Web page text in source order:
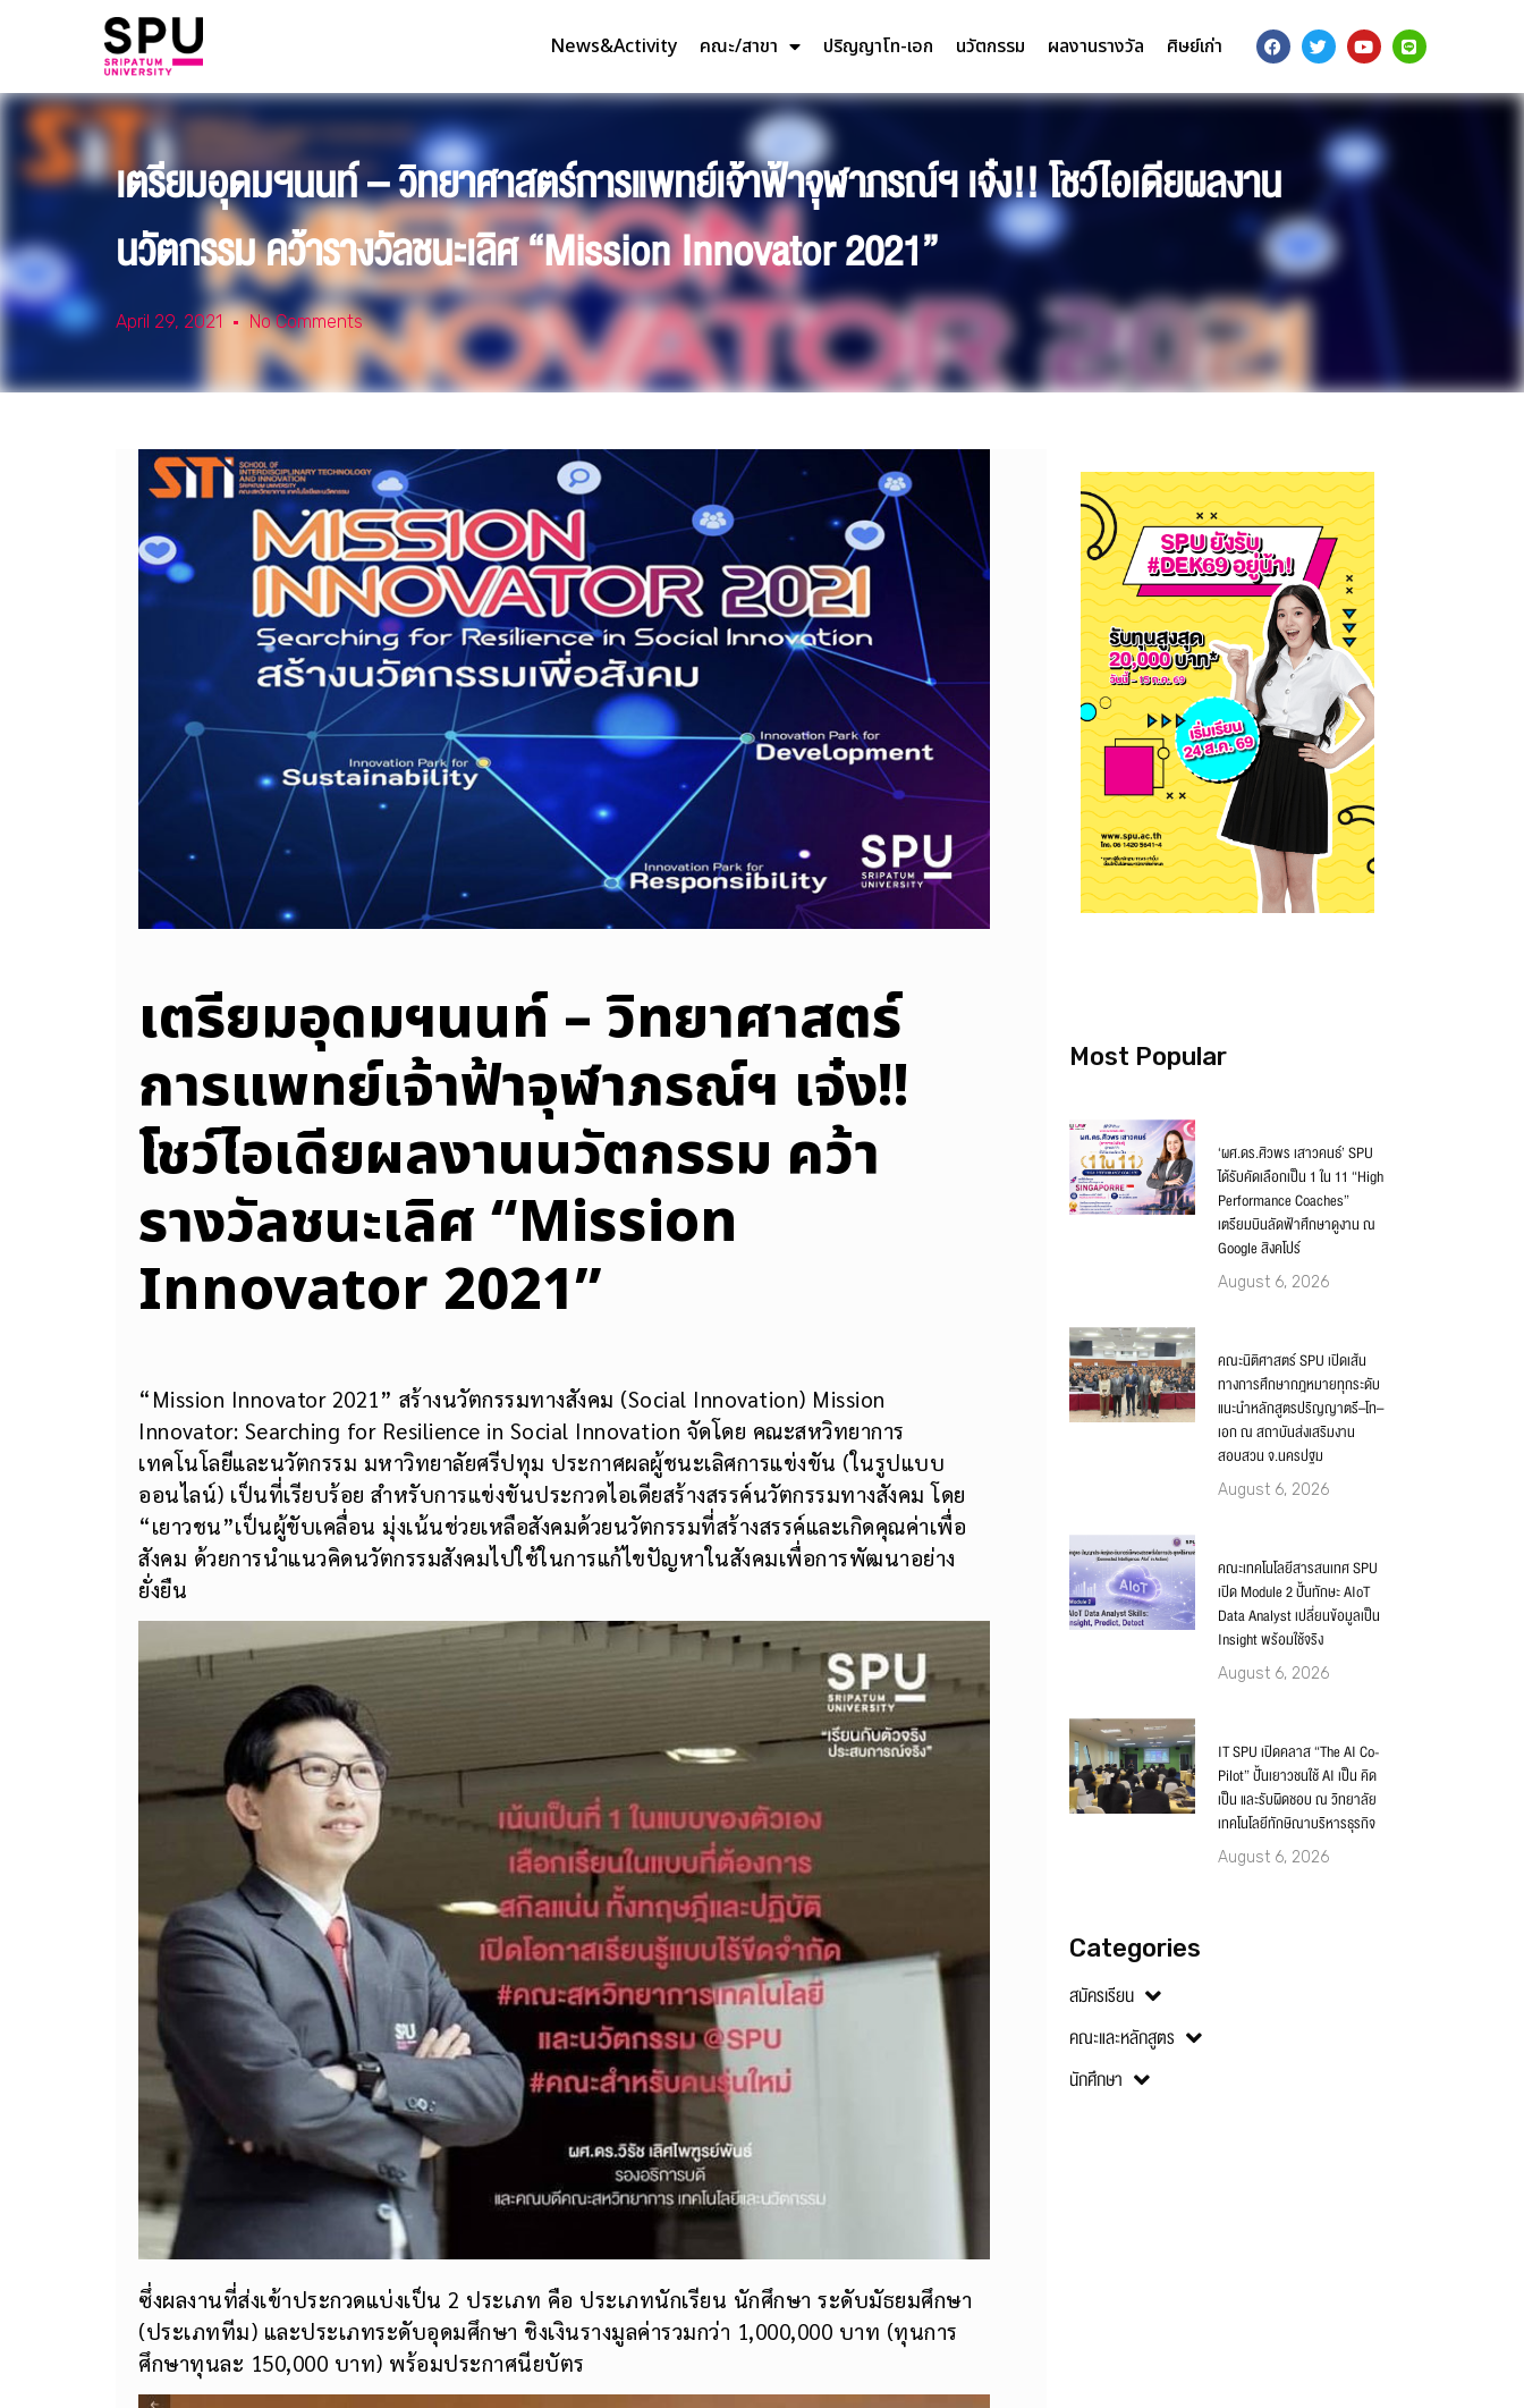
News&Activity คณะ/สาขา ปริญญาโท-เอก นวัตกรรม ผลงานรางวัล ศิษย์เก่า
เตรียมอุดมฯนนท์ – วิทยาศาสตร์การแพทย์เจ้าฟ้าจุฬาภรณ์ฯ เจ๋ง!! โชว์ไอเดียผลงาน
นวัตกรรม คว้ารางวัลชนะเลิศ “Mission Innovator 2021”
April 29, 2021 No Comments
เตรียมอุดมฯนนท์ – วิทยาศาสตร์
การแพทย์เจ้าฟ้าจุฬาภรณ์ฯ เจ๋ง!!
โชว์ไอเดียผลงานนวัตกรรม คว้า
รางวัลชนะเลิศ “Mission
Innovator 2021”
“Mission Innovator 2021” สร้างนวัตกรรมทางสังคม (Social Innovation) Mission
Innovator: Searching for Resilience in Social Innovation จัดโดย คณะสหวิทยาการ
เทคโนโลยีและนวัตกรรม มหาวิทยาลัยศรีปทุม ประกาศผลผู้ชนะเลิศการแข่งขัน (ในรูปแบบ
ออนไลน์) เป็นที่เรียบร้อย สำหรับการแข่งขันประกวดไอเดียสร้างสรรค์นวัตกรรมทางสังคม โดย
“เยาวชน”เป็นผู้ขับเคลื่อน มุ่งเน้นช่วยเหลือสังคมด้วยนวัตกรรมที่สร้างสรรค์และเกิดคุณค่าเพื่อ
สังคม ด้วยการนำแนวคิดนวัตกรรมสังคมไปใช้ในการแก้ไขปัญหาในสังคมเพื่อการพัฒนาอย่าง
ยั่งยืน
ซึ่งผลงานที่ส่งเข้าประกวดแบ่งเป็น 2 ประเภท คือ ประเภทนักเรียน นักศึกษา ระดับมัธยมศึกษา
(ประเภททีม) และประเภทระดับอุดมศึกษา ชิงเงินรางมูลค่ารวมกว่า 1,000,000 บาท (ทุนการ
ศึกษาทุนละ 150,000 บาท) พร้อมประกาศนียบัตร
Most Popular
‘ผศ.ดร.ศิวพร เสาวคนธ์’ SPU
ได้รับคัดเลือกเป็น 1 ใน 11 “High
Performance Coaches”
เตรียมบินลัดฟ้าศึกษาดูงาน ณ
Google สิงคโปร์
August 6, 2026
คณะนิติศาสตร์ SPU เปิดเส้น
ทางการศึกษากฎหมายทุกระดับ
แนะนำหลักสูตรปริญญาตรี–โท–
เอก ณ สถาบันส่งเสริมงาน
สอบสวน จ.นครปฐม
August 6, 2026
คณะเทคโนโลยีสารสนเทศ SPU
เปิด Module 2 ปั้นทักษะ AIoT
Data Analyst เปลี่ยนข้อมูลเป็น
Insight พร้อมใช้จริง
August 6, 2026
IT SPU เปิดคลาส “The AI Co-
Pilot” ปั้นเยาวชนใช้ AI เป็น คิด
เป็น และรับผิดชอบ ณ วิทยาลัย
เทคโนโลยีทักษิณาบริหารธุรกิจ
August 6, 2026
Categories
สมัครเรียน
คณะและหลักสูตร
นักศึกษา